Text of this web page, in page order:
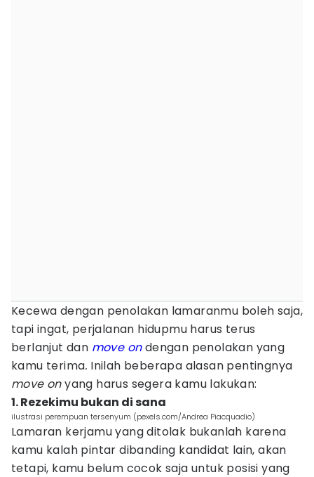
Kecewa dengan penolakan lamaranmu boleh saja,
tapi ingat, perjalanan hidupmu harus terus
berlanjut dan move ondengan penolakan yang
kamu terima. Inilah beberapa alasan pentingnya
move onyang harus segera kamu lakukan:
1. Rezekimu bukan di sana
ilustrasi perempuan tersenyum (pexels.com/Andrea Piacquadio)
Lamaran kerjamu yang ditolak bukanlah karena
kamu kalah pintar dibanding kandidat lain, akan
tetapi, kamu belum cocok saja untuk posisi yang